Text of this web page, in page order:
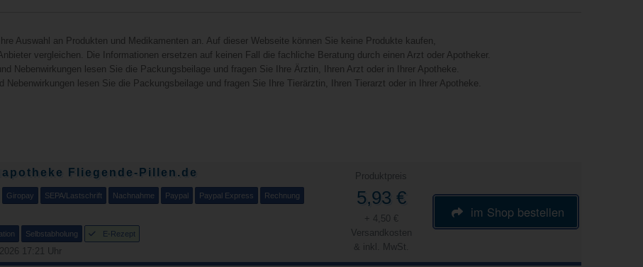
Auswahl an Produkten und Medikamenten an. Auf dieser Webseite können Sie keine Produkte kaufen,
vergleichen. Die Informationen ersetzen auf keinen Fall die fachliche Beratung durch einen Arzt oder Apotheker.
Nebenwirkungen lesen Sie die Packungsbeilage und fragen Sie Ihre Ärztin, Ihren Arzt oder in Ihrer Apotheke.
Nebenwirkungen lesen Sie die Packungsbeilage und fragen Sie Ihre Tierärztin, Ihren Tierarzt oder in Ihrer Apotheke.
Fliegende-Pillen.de
Giropay SEPA/Lastschrift Nachnahme Paypal Paypal Express Rechnung
Selbstabholung E-Rezept
17:21 Uhr
Produktpreis
5,93 €
+ 4,50 €
Versandkosten
& inkl. MwSt.
im Shop bestellen